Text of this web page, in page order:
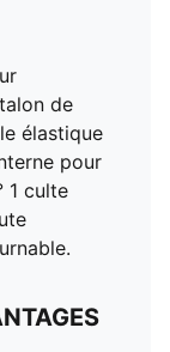
de
élastique
pour
1 culte